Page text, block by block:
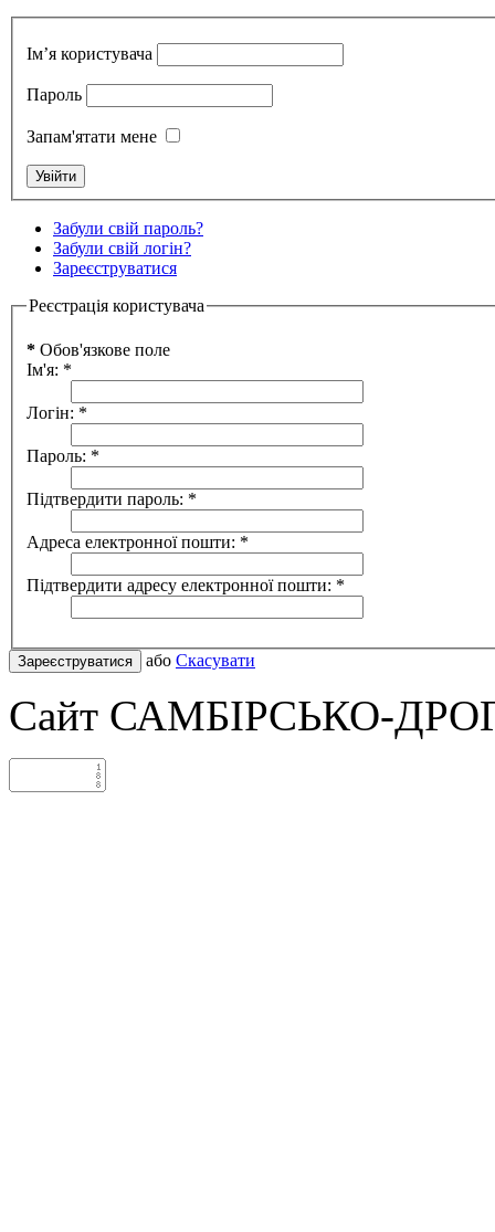
Ім’я користувача
Пароль
Запам'ятати мене
Забули свій пароль?
Забули свій логін?
Зареєструватися
Реєстрація користувача
* Обов'язкове поле
Ім'я: *
Логін: *
Пароль: *
Підтвердити пароль: *
Адреса електронної пошти: *
Підтвердити адресу електронної пошти: *
Зареєструватися або Скасувати
Сайт САМБІРСЬКО-